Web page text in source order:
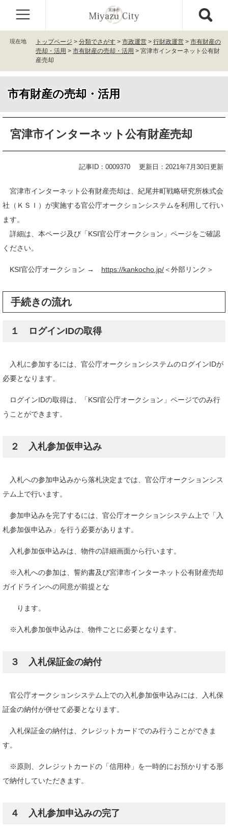
文
現在地 トップページ > 分類でさがす > 市政運営 > 行財政運営 > 市有財産の
売却・活用 > 市有財産の売却・活用 > 宮津市インターネット公有財
産売却
市有財産の売却・活用
宮津市インターネット公有財産売却
記事ID：0009370 更新日：2021年7月30日更新
宮津市インターネット公有財産売却は、紀尾井町戦略研究所株式会
社（ＫＳＩ）が実施する官公庁オークションシステムを利用して行い
ます。
詳細は、本ページ及び「KSI官公庁オークション」ページをご確認
ください。
KSI官公庁オークション → https://kankocho.jp/＜外部リンク＞
手続きの流れ
１ ログインIDの取得
入札に参加するには、官公庁オークションシステムのログインIDが
必要となります。
ログインIDの取得は、「KSI官公庁オークション」ページでのみ行
うことができます。
２ 入札参加仮申込み
入札への参加申込みから落札決定までは、官公庁オークションシス
テム上で行います。
参加申込みを完了するには、官公庁オークションシステム上で「入
札参加仮申込み」を行う必要があります。
入札参加仮申込みは、物件の詳細画面から行います。
※入札への参加は、誓約書及び宮津市インターネット公有財産売却
ガイドラインへの同意が前提とな
ります。
※入札参加仮申込みは、物件ごとに必要となります。
３ 入札保証金の納付
官公庁オークションシステム上での入札参加仮申込みには、入札保
証金の納付が併せて必要となります。
入札保証金の納付は、クレジットカードでのみ行うことができま
す。
※原則、クレジットカードの「信用枠」を一時的にお預かりする形
で納付していただきます。
４ 入札参加申込みの完了